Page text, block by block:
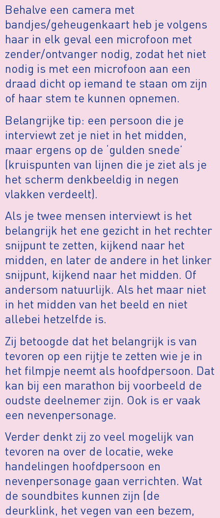
Behalve een camera met
bandjes/geheugenkaart heb je volgens
haar in elk geval een microfoon met
zender/ontvanger nodig, zodat het niet
nodig is met een microfoon aan een
draad dicht op iemand te staan om zijn
of haar stem te kunnen opnemen.
Belangrijke tip: een persoon die je
interviewt zet je niet in het midden,
maar ergens op de ‘gulden snede’
(kruispunten van lijnen die je ziet als je
het scherm denkbeeldig in negen
vlakken verdeelt).
Als je twee mensen interviewt is het
belangrijk het ene gezicht in het rechter
snijpunt te zetten, kijkend naar het
midden, en later de andere in het linker
snijpunt, kijkend naar het midden. Of
andersom natuurlijk. Als het maar niet
in het midden van het beeld en niet
allebei hetzelfde is.
Zij betoogde dat het belangrijk is van
tevoren op een rijtje te zetten wie je in
het filmpje neemt als hoofdpersoon. Dat
kan bij een marathon bij voorbeeld de
oudste deelnemer zijn. Ook is er vaak
een nevenpersonage.
Verder denkt zij zo veel mogelijk van
tevoren na over de locatie, weke
handelingen hoofdpersoon en
nevenpersonage gaan verrichten. Wat
de soundbites kunnen zijn (de
deurklink, het vegen van een bezem,